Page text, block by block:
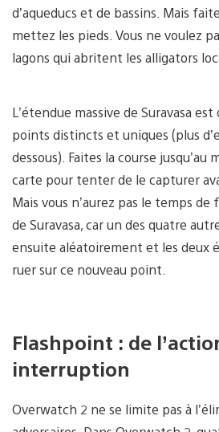
d’aqueducs et de bassins. Mais
mettez les pieds. Vous ne voulez
lagons qui abritent les alligators
L’étendue massive de Suravasa
points distincts et uniques (plus
dessous). Faites la course jusqu’au
carte pour tenter de le capturer
Mais vous n’aurez pas le temps de
de Suravasa, car un des quatre
ensuite aléatoirement et les deux
ruer sur ce nouveau point.
Flashpoint : de
interruption
Overwatch 2 ne se limite pas à